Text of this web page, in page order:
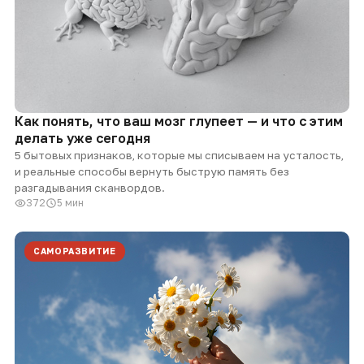
Как понять, что ваш мозг глупеет — и что с этим
делать уже сегодня
5 бытовых признаков, которые мы списываем на усталость,
и реальные способы вернуть быструю память без
разгадывания сканвордов.
372 5 мин
САМОРАЗВИТИЕ